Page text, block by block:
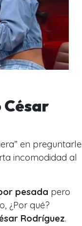
César
en preguntarle
incomodidad al
pesada pero
¿Por qué?
Rodríguez.